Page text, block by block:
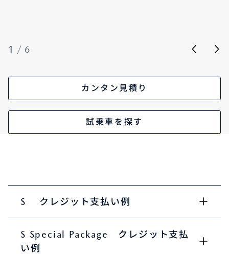
1 / 6
カンタン見積り
試乗車を探す
S クレジット支払い例
S Special Package クレジット支払
い例